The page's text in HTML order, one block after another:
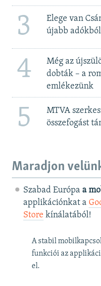
3
Elege van
újabb adókból
4
Még az
dobták – a
emlékezünk
5
MTVA
összefogást
Maradjon
Szabad Európa a
applikációnkat a
Store kínálatából!
A stabil
funkciói az
el.